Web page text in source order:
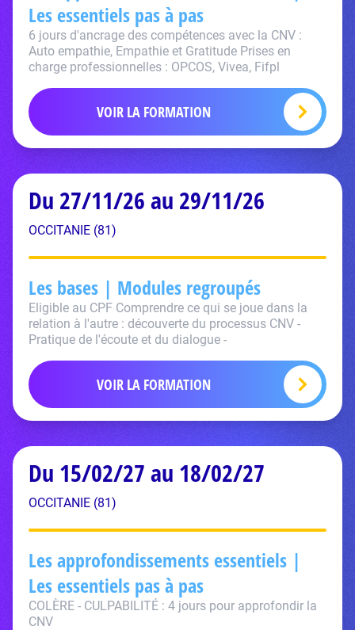
Les essentiels pas à pas
6 jours d'ancrage des compétences avec la CNV :
Auto empathie, Empathie et Gratitude Prises en
charge professionnelles : OPCOS, Vivea, Fifpl
VOIR LA FORMATION
Du 27/11/26 au 29/11/26
OCCITANIE (81)
Les bases | Modules regroupés
Eligible au CPF Comprendre ce qui se joue dans la
relation à l'autre : découverte du processus CNV -
Pratique de l'écoute et du dialogue -
VOIR LA FORMATION
Du 15/02/27 au 18/02/27
OCCITANIE (81)
Les approfondissements essentiels |
Les essentiels pas à pas
COLÈRE - CULPABILITÉ : 4 jours pour approfondir la
CNV